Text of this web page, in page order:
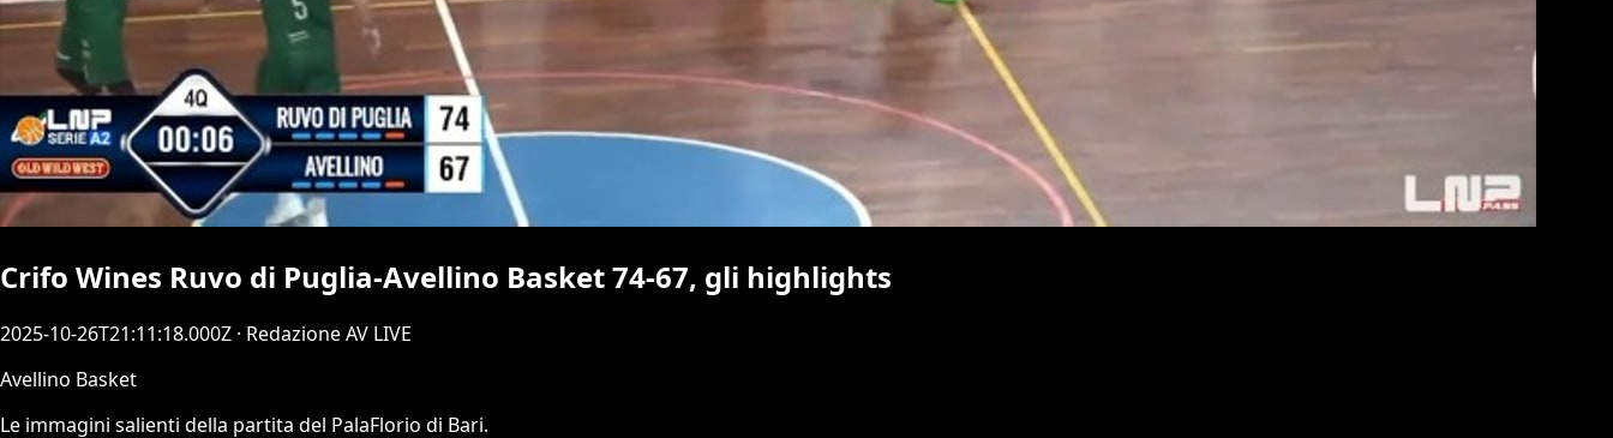
Crifo Wines Ruvo di Puglia-Avellino Basket 74-67, gli highlights
2025-10-26T21:11:18.000Z · Redazione AV LIVE
Avellino Basket
Le immagini salienti della partita del PalaFlorio di Bari.